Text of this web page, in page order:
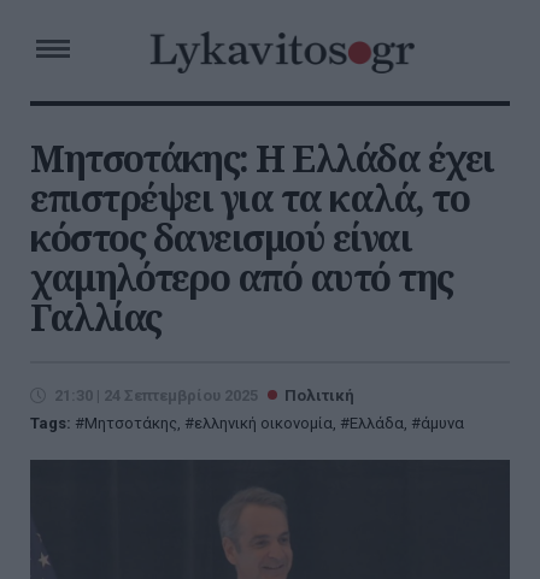
Μητσοτάκης: Η Ελλάδα έχει
επιστρέψει για τα καλά, το
κόστος δανεισμού είναι
χαμηλότερο από αυτό της
Γαλλίας
21:30 | 24 Σεπτεμβρίου 2025
Πολιτική
Tags:
Μητσοτάκης, ελληνική οικονομία, Ελλάδα, άμυνα